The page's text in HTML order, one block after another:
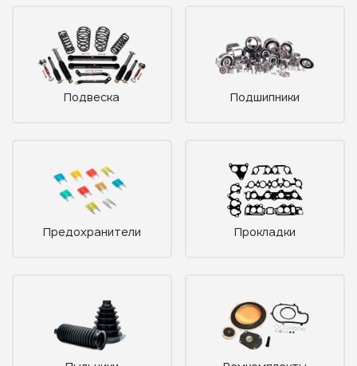
Подвеска Подшипники
Предохранители Прокладки